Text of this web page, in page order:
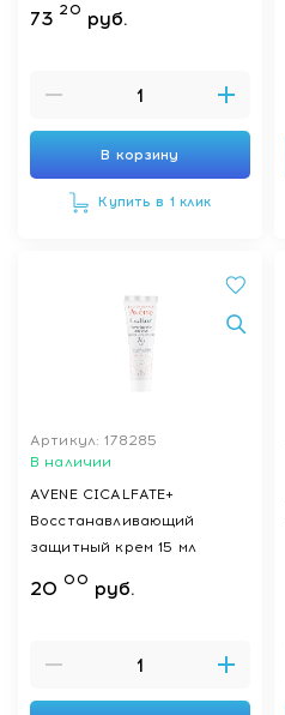
73 20 руб.
В корзину
Купить в 1 клик
Артикул: 178285
В наличии
AVENE CICALFATE+
Восстанавливающий
защитный крем 15 мл
20 00 руб.